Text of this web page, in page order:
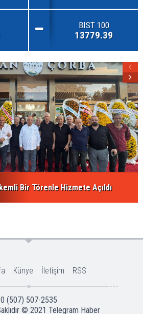
BIST 100
13779.39
Bir Törenle Hizmete Açıldı
Künye İletişim RSS
0 (507) 507-2535
© 2021 Telegram Haber